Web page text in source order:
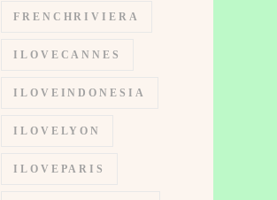
FRENCHRIVIERA
ILOVECANNES
ILOVEINDONESIA
ILOVELYON
ILOVEPARIS